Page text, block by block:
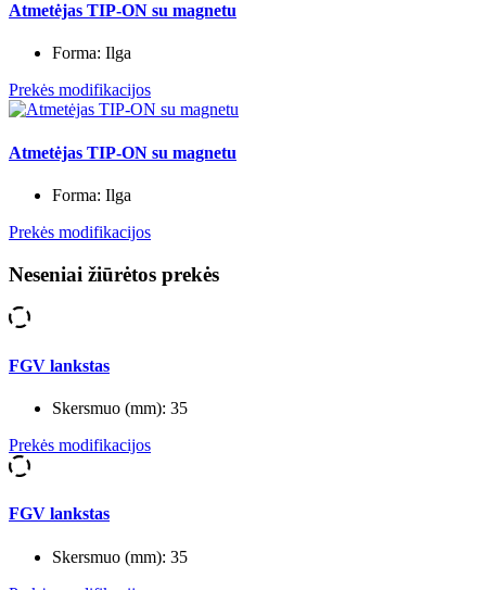
Atmetėjas TIP-ON su magnetu
Forma: Ilga
Prekės modifikacijos
Atmetėjas TIP-ON su magnetu
Forma: Ilga
Prekės modifikacijos
Neseniai žiūrėtos prekės
FGV lankstas
Skersmuo (mm): 35
Prekės modifikacijos
FGV lankstas
Skersmuo (mm): 35